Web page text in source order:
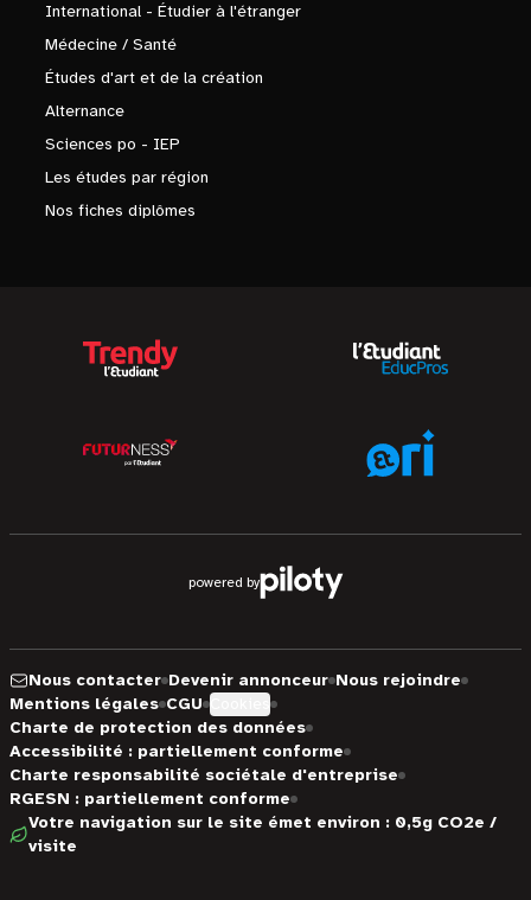
International - Étudier à l'étranger
Médecine / Santé
Études d'art et de la création
Alternance
Sciences po - IEP
Les études par région
Nos fiches diplômes
powered by
Nous contacter Devenir annonceur Nous rejoindre
Mentions légales CGU
Charte de protection des données
Accessibilité : partiellement conforme
Charte responsabilité sociétale d'entreprise
RGESN : partiellement conforme
Votre navigation sur le site émet environ : 0,5g CO2e /
visite